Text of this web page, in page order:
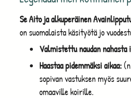
Se Aito ja alkuperäinen
on suomalaista käsityötä jo
Valmistettu naudan
Haastaa pidemmäksi aikaa:
sopivan vastuksen myös
omaaville koirille.